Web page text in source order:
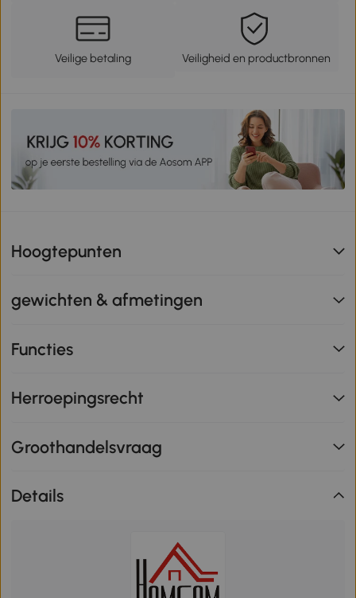
Veilige betaling Veiligheid en productbronnen
Hoogtepunten
gewichten & afmetingen
Functies
Herroepingsrecht
Groothandelsvraag
Details